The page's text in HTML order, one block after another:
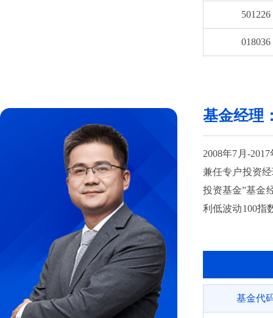
501226
018036
024148
024149
025174
026703
基金经理
2008年7月-
兼任专户投资
投资基金”基金
利低波动100指
月至今任“长城
至今任“长城
基金代